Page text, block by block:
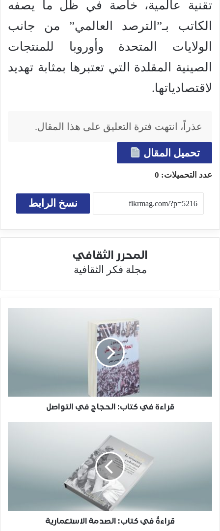
تقنية عالمية، خاصة في ظل ما يصفه
الكاتب بـ”الترصد العالمي” من جانب
الولايات المتحدة وأوروبا للمنتجات
الصينية المقلدة التي تعتبرها بمثابة تهديد
لاقتصادياتها.
عذراً، انتهت فترة التعليق على هذا المقال.
تحميل المقال
عدد التحميلات: 0
نسخ الرابط
المحرر الثقافي
مجلة فكر الثقافية
قراءة في كتاب: الحجاج في التواصل
قراءةٌ في كتاب: الصدمة الاستعمارية